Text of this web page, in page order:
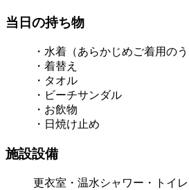
当日の持ち物
・水着（あらかじめご着用の
・着替え
・タオル
・ビーチサンダル
・お飲物
・日焼け止め
施設設備
更衣室・温水シャワー・トイレ